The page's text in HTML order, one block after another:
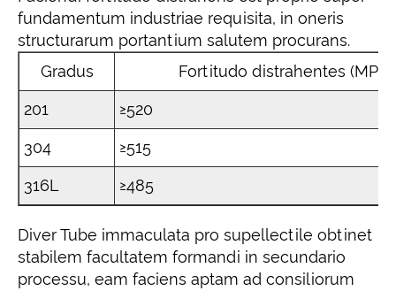
fundamentum industriae requisita, in oneris
structurarum portantium salutem procurans.
Gradus
Fortitudo distrahentes (MPa)
201 ≥520
304 ≥515
316L ≥485
Diver Tube immaculata pro supellectile obtinet
stabilem facultatem formandi in secundario
processu, eam faciens aptam ad consiliorum